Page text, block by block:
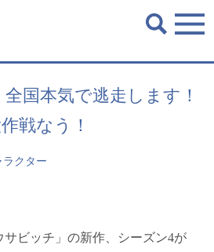
全国本気で逃走します！
戦なう！
ラクター
サビッチ」の新作、シーズン4が